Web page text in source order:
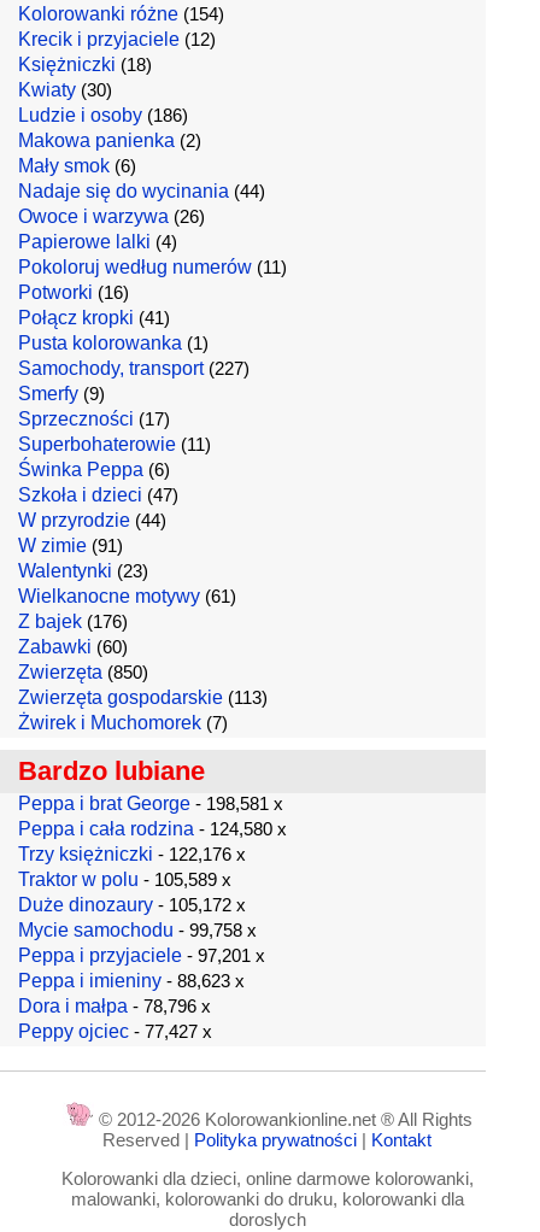
Kolorowanki różne (154)
Krecik i przyjaciele (12)
Księżniczki (18)
Kwiaty (30)
Ludzie i osoby (186)
Makowa panienka (2)
Mały smok (6)
Nadaje się do wycinania (44)
Owoce i warzywa (26)
Papierowe lalki (4)
Pokoloruj według numerów (11)
Potworki (16)
Połącz kropki (41)
Pusta kolorowanka (1)
Samochody, transport(227)
Smerfy (9)
Sprzeczności (17)
Superbohaterowie (11)
Świnka Peppa (6)
Szkoła i dzieci (47)
W przyrodzie (44)
W zimie (91)
Walentynki (23)
Wielkanocne motywy (61)
Z bajek (176)
Zabawki (60)
Zwierzęta (850)
Zwierzęta gospodarskie (113)
Żwirek i Muchomorek (7)
Bardzo lubiane
Peppa i brat George - 198,581 x
Peppa i cała rodzina - 124,580 x
Trzy księżniczki - 122,176 x
Traktor w polu - 105,589 x
Duże dinozaury - 105,172 x
Mycie samochodu - 99,758 x
Peppa i przyjaciele - 97,201 x
Peppa i imieniny - 88,623 x
Dora i małpa - 78,796 x
Peppy ojciec - 77,427 x
© 2012-2026 Kolorowankionline.net ® All Rights
Reserved | Polityka prywatności | Kontakt
Kolorowanki dla dzieci, online darmowe kolorowanki,
malowanki, kolorowanki do druku, kolorowanki dla
doroslych